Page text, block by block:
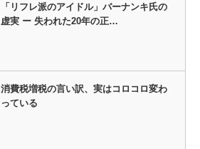
「リフレ派のアイドル」バーナンキ氏の
虚実 ー 失われた20年の正…
消費税増税の言い訳、実はコロコロ変わ
っている